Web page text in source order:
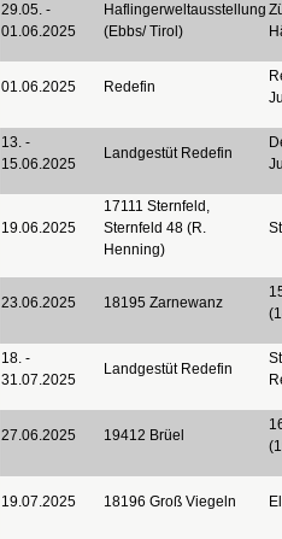
29.05. -
01.06.2025
Haflingerweltausstellung
(Ebbs/ Tirol)
01.06.2025 Redefin
13. -
15.06.2025
Landgestüt Redefin
19.06.2025
17111 Sternfeld,
Sternfeld 48 (R.
Henning)
23.06.2025 18195 Zarnewanz
18. -
31.07.2025
Landgestüt Redefin
27.06.2025 19412 Brüel
19.07.2025 18196 Groß Viegeln